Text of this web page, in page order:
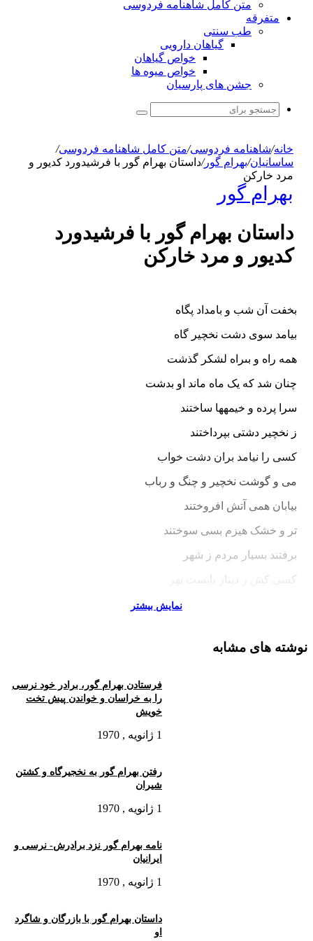
متن کامل شاهنامه فردوسی
متفرقه
طب سنتی
گیاهان دارویی
خواص گیاهان
خواص میوه ها
جشن های پارسیان
جستجو
خانه/شاهنامه فردوسی/متن کامل شاهنامه فردوسی/
ساسانیان/بهرام گور/داستان بهرام گور با فرشیدورد کدیور و
مرد خارکن
بهرام گور
داستان بهرام گور با فرشیدورد
کدیور و مرد خارکن
بخفت آن شب و بامداد پگاه
بیامد سوى دشت نخچیر گاه‏
همه راه و بى‏راه لشکر گذشت
چنان شد که یک ماه ماند او بدشت‏
سرا پرده و خیمه‏ها ساختند
ز نخچیر دشتى بپرداختند
کسى را نیامد بران دشت خواب
مى و گوشت نخچیر و چنگ و رباب‏
بیابان همى آتش افروختند
تر و خشک هیزم بسى سوختند
برفتند بسیار مردم ز شهر
کسى کش ز دینار بایست بهر
بخفت آن شب و بامداد پگاه
همه راه و بى‏راه لشکر گذشت
مى و گوشت نخچیر و چنگ و رباب‏
بیابان ز لشکر همى بر فروخت‏
نمایش بیشتر
نوشته های مشابه
فرستادن بهرام گور، برادر خود نرسى
را به خراسان و خواندن پیش تخت
خویش
1 ژانویه , 1970
رفتن بهرام گور به نخجیرگاه و کشتن
شیران
1 ژانویه , 1970
نامه بهرام گور نزد برادرش- نرسى و
ایرانیان
1 ژانویه , 1970
داستان بهرام گور با بازرگان و شاگرد
او